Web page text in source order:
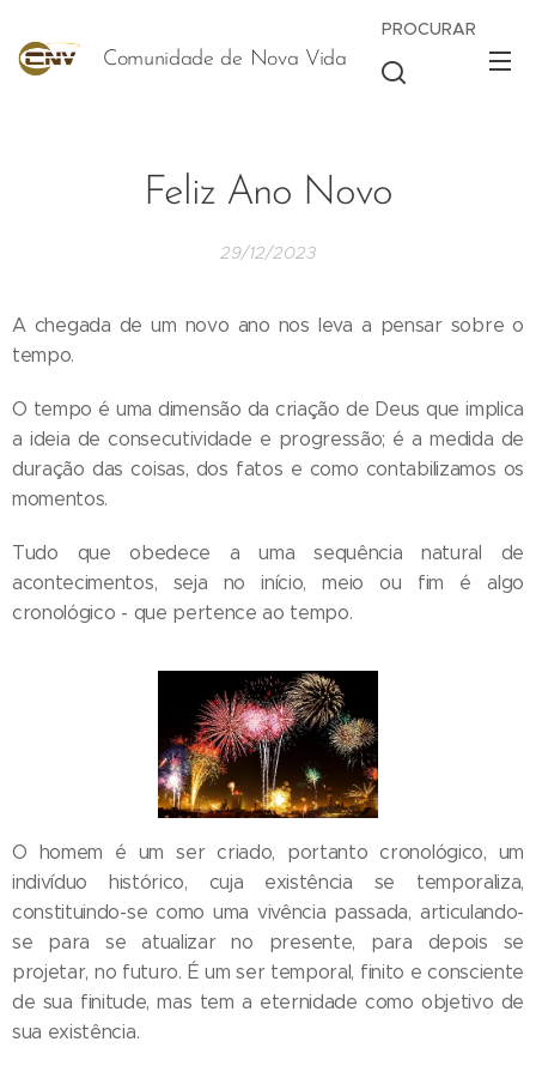
Comunidade de Nova Vida
PROCURAR
Feliz Ano Novo
29/12/2023
A chegada de um novo ano nos leva a pensar sobre o
tempo.
O tempo é uma dimensão da criação de Deus que implica
a ideia de consecutividade e progressão; é a medida de
duração das coisas, dos fatos e como contabilizamos os
momentos.
Tudo que obedece a uma sequência natural de
acontecimentos, seja no início, meio ou fim é algo
cronológico - que pertence ao tempo.
O homem é um ser criado, portanto cronológico, um
indivíduo histórico, cuja existência se temporaliza,
constituindo-se como uma vivência passada, articulando-
se para se atualizar no presente, para depois se
projetar, no futuro. É um ser temporal, finito e consciente
de sua finitude, mas tem a eternidade como objetivo de
sua existência.